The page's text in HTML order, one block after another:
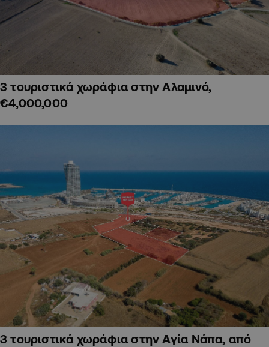
3 τουριστικά χωράφια στην Αλαμινό,
€4,000,000
3 τουριστικά χωράφια στην Αγία Νάπα, από